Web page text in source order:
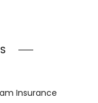
Insurance